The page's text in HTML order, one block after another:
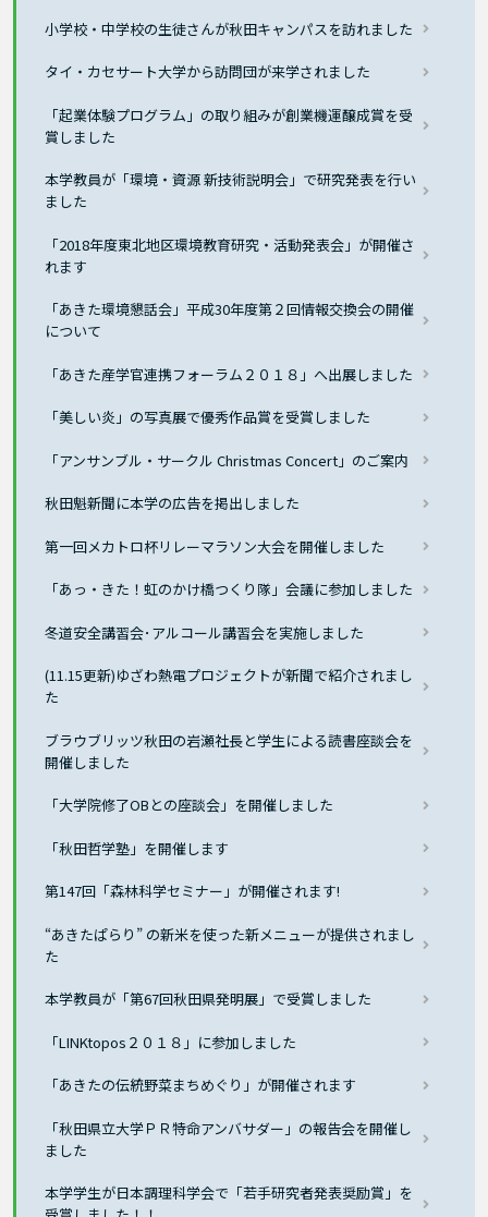
小学校・中学校の生徒さんが秋田キャンパスを訪れました
タイ・カセサート大学から訪問団が来学されました
「起業体験プログラム」の取り組みが創業機運醸成賞を受
賞しました
本学教員が「環境・資源 新技術説明会」で研究発表を行い
ました
「2018年度東北地区環境教育研究・活動発表会」が開催さ
れます
「あきた環境懇話会」平成30年度第２回情報交換会の開催
について
「あきた産学官連携フォーラム２０１８」へ出展しました
「美しい炎」の写真展で優秀作品賞を受賞しました
「アンサンブル・サークル Christmas Concert」のご案内
秋田魁新聞に本学の広告を掲出しました
第一回メカトロ杯リレーマラソン大会を開催しました
「あっ・きた！虹のかけ橋つくり隊」会議に参加しました
冬道安全講習会･アルコール講習会を実施しました
(11.15更新)ゆざわ熱電プロジェクトが新聞で紹介されまし
た
ブラウブリッツ秋田の岩瀬社長と学生による読書座談会を
開催しました
「大学院修了OBとの座談会」を開催しました
「秋田哲学塾」を開催します
第147回「森林科学セミナー」が開催されます!
“あきたぱらり” の新米を使った新メニューが提供されまし
た
本学教員が「第67回秋田県発明展」で受賞しました
「LINKtopos２０１８」に参加しました
「あきたの伝統野菜まちめぐり」が開催されます
「秋田県立大学ＰＲ特命アンバサダー」の報告会を開催し
ました
本学学生が日本調理科学会で「若手研究者発表奨励賞」を